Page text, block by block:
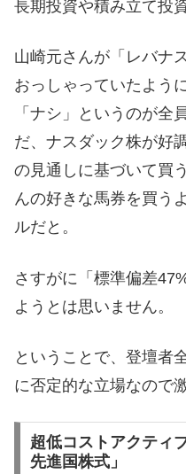
長期投資や積み立て投
山崎元さんが「レバナ
おっしゃっていたよう
「ナシ」というのが全
だ、ナスダック株が好
の見通しに基づいて買
んの好きな馬券を買う
ルだと。
さすがに「標準偏差
ようとは思いません。
ということで、登壇者
に否定的な立場なので
超低コストアクティ
先進国株式」